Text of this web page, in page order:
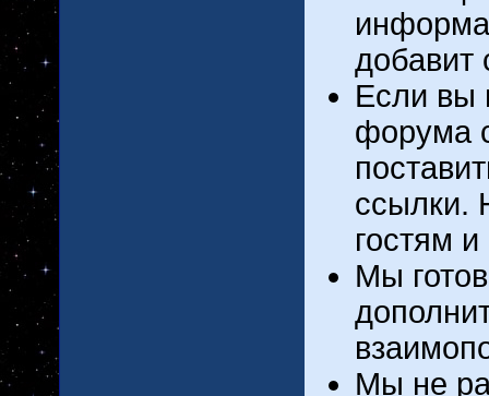
добавит
Если вы
форума
ссылки.
гостям
Мы
Мы не